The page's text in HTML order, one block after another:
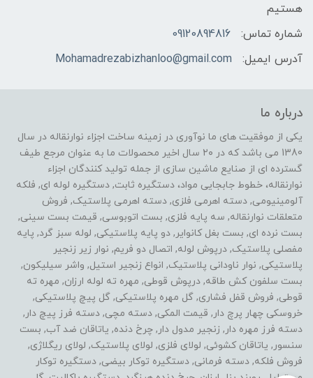
هستیم
شماره تماس:
09120894816
آدرس ایمیل:
Mohamadrezabizhanloo@gmail.com
درباره ما
یکی از موفقیت های ما نوآوری در زمینه ساخت اجزاء نوارنقاله در سال
1380 می باشد که در ۲۰ سال اخیر محصولات ما به عنوان مرجع طیف
گسترده ای از صنایع ماشین سازی از جمله تولید کنندگان اجزاء
نوارنقاله، خطوط جابجایی مواد، دستگیره ثابت, دستگیره لوله ای, فلکه
آلومینیومی, دسته اهرمی فلزی, دسته اهرمی پلاستیک, فروش
متعلقات نوارنقاله, سه پایه فلزی, بست اتوبوسی, قیمت بست سینی,
بست نرده ای, بست بغل کانوایر, دو پایه پلاستیکی, لوله سبز گرد, پایه
مفصلی پلاستیک, درپوش لوله, اتصال دو فریم, نوار زیر زنجیر
پلاستیکی, نوار ناودانی پلاستیک, انواع زنجیر استیل, واشر سیلیکون,
بست سلفون کش طاقه, درپوش قوطی, مهره ته لوله ارزان, مهره ته
قوطی, فروش قفل فشاری, گل مهره پلاستیکی, گل پیچ پلاستیکی,
خروسکی چهار پرچ دار, قیمت المکی, دسته مچی, دسته فرز پیچ دار,
دسته فرز مهره دار, زنجیر مدول دار, چرخ دنده, یاتاقان ضد آب, بست
سنسور, یاتاقان کشوئی, لولای فلزی, لولای پلاستیک, لولای ریگلاژی,
فروش فلکه, دسته فرمانی, دستگیره توکار بیضی, دستگیره توکار